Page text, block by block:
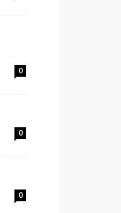
0
0
0